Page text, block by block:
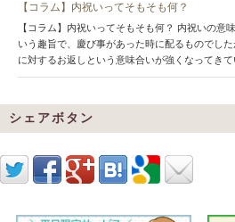
【コラム】内祝いってそもそも何？
【コラム】内祝いってそもそも何？ 内祝いの意
いう趣旨で、慶び事があった時に配るものでし
に対するお返しという意味合いが強くなってき
シェアボタン